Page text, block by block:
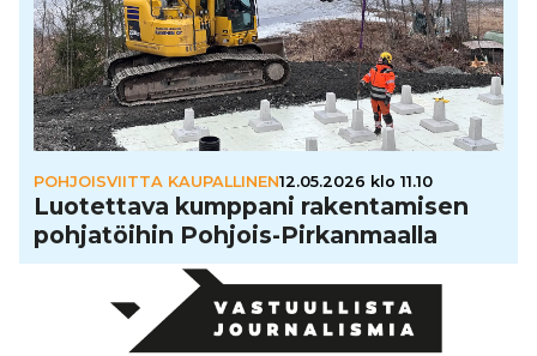
POHJOISVIITTA KAUPALLINEN12.05.2026 klo 11.10
Luo­tet­tava kumppani raken­ta­mi­sen
poh­ja­töi­hin Pohjois-Pir­kan­maalla